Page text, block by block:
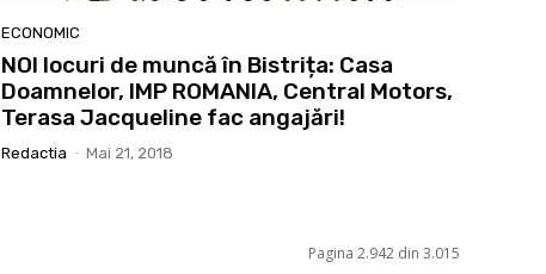
ECONOMIC
NOI locuri de muncă în Bistrița: Casa
Doamnelor, IMP ROMANIA, Central Motors,
Terasa Jacqueline fac angajări!
Redactia - Mai 21, 2018
Pagina 2.942 din 3.015